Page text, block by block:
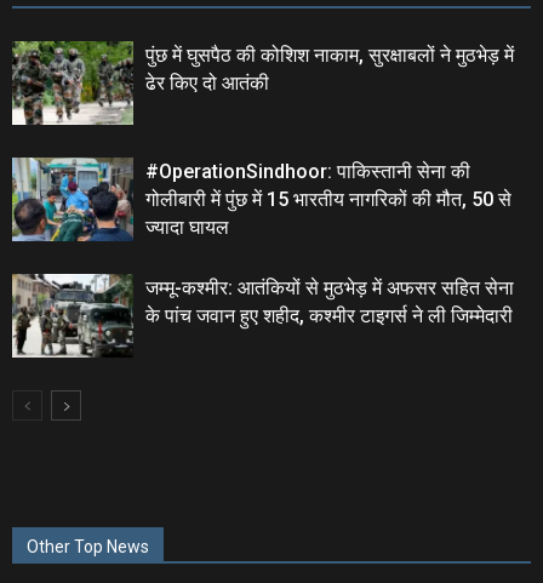
पुंछ में घुसपैठ की कोशिश नाकाम, सुरक्षाबलों ने मुठभेड़ में
ढेर किए दो आतंकी
#OperationSindhoor: पाकिस्तानी सेना की
गोलीबारी में पुंछ में 15 भारतीय नागरिकों की मौत, 50 से
ज्यादा घायल
जम्मू-कश्मीर: आतंकियों से मुठभेड़ में अफसर सहित सेना
के पांच जवान हुए शहीद, कश्मीर टाइगर्स ने ली जिम्मेदारी
Other Top News